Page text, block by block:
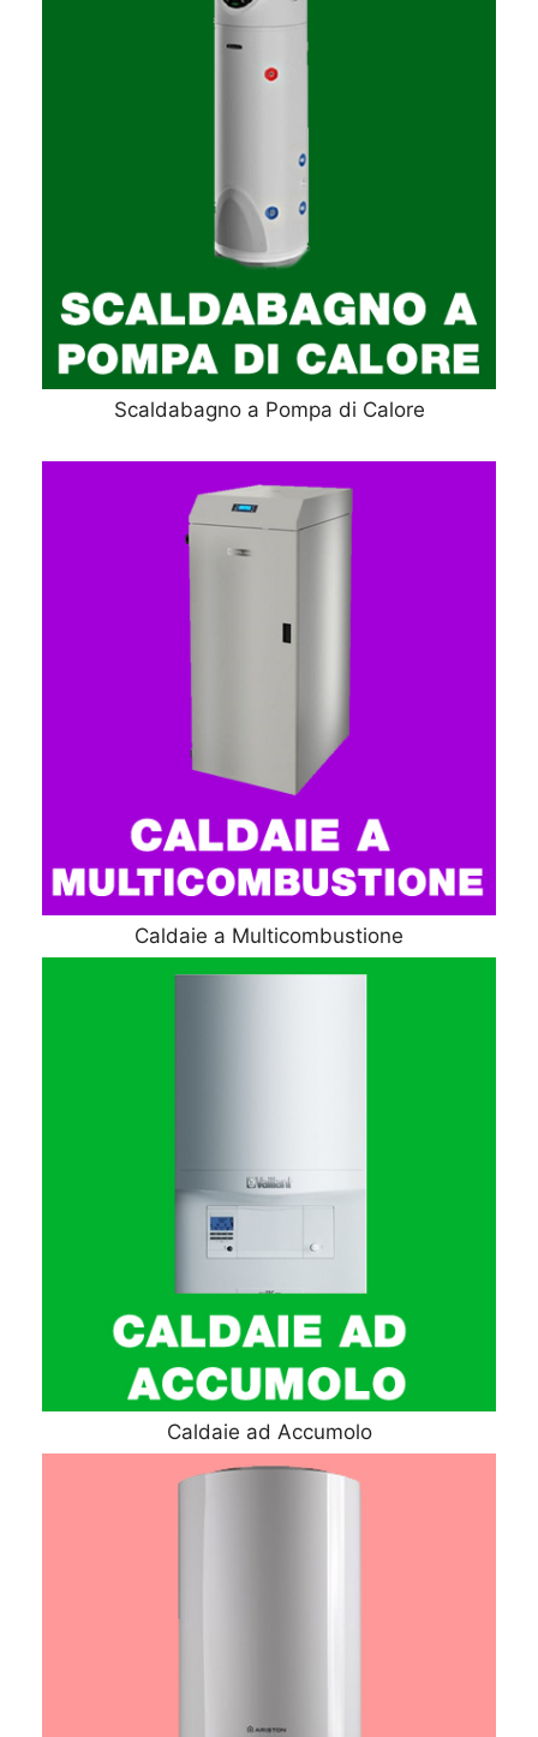
Scaldabagno a Pompa di Calore
Caldaie a Multicombustione
Caldaie ad Accumolo